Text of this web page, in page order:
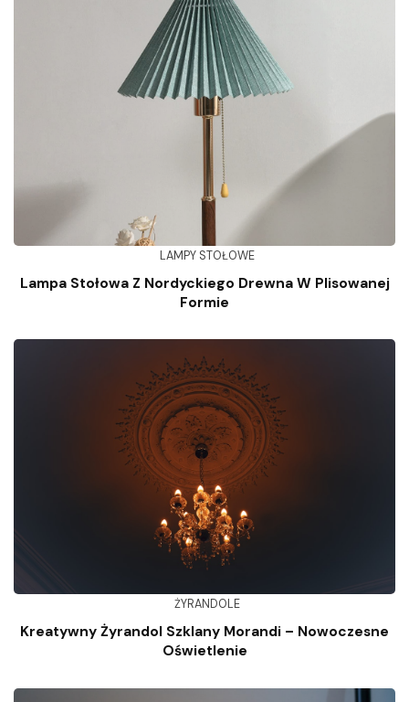
LAMPY STOŁOWE
Lampa Stołowa Z Nordyckiego Drewna W Plisowanej
Formie
ŻYRANDOLE
Kreatywny Żyrandol Szklany Morandi – Nowoczesne
Oświetlenie